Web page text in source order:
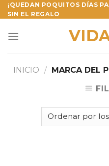
Skip
to
¡QUEDAN POQUITOS DÍAS
SIN EL REGALO
INICIO / MARCA DEL